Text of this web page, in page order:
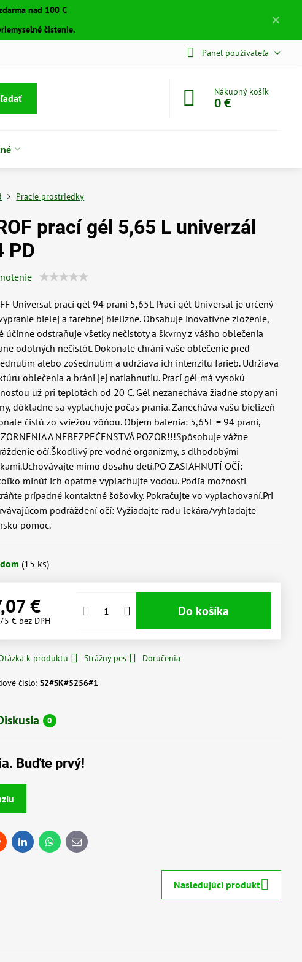
✕
nad 100 €
čistenie.
Panel používateľa
Nákupný košík
0 €
Pracie prostriedky
prací gél 5,65 L univerzál
PD
Universal prací gél 94 praní 5,65L Prací gél Universal je určený
bielej a farebnej bielizne. Obsahuje inovatívne zloženie,
účinne odstraňuje všetky nečistoty a škvrny z vášho oblečenia
odolných nečistôt. Dokonale chráni vaše oblečenie pred
alebo zošednutím a udržiava ich intenzitu farieb. Udržiava
oblečenia a bráni jej natiahnutiu. Prací gél má vysokú
už pri teplotách od 20 C. Gél nezanecháva žiadne stopy ani
dôkladne sa vyplachuje počas prania. Zanecháva vašu bielizeň
čistú zo sviežou vôňou. Objem balenia: 5,65L = 94 praní,
A NEBEZPEČENSTVÁ POZOR!!!Spôsobuje vážne
očí.Škodlivý pre vodné organizmy, s dlhodobými
mimo dosahu detí.PO ZASIAHNUTÍ OČÍ:
minút ich opatrne vyplachujte vodou. Podľa možnosti
prípadné kontaktné šošovky. Pokračujte vo vyplachovaní.Pri
podráždení očí: Vyžiadajte radu lekára/vyhľadajte
pomoc.
(15 ks)
€
€ bez DPH
Do košíka
k produktu Strážny pes Doručenia
číslo:S2#SK#5256#1
0
Buďte prvý!
LinkedInWhatsApp
E-
mail
Nasledujúci produkt